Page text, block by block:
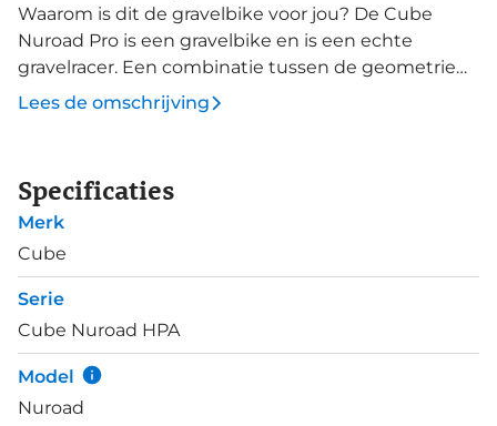
Waarom is dit de gravelbike voor jou? De Cube
Nuroad Pro is een gravelbike en is een echte
gravelracer. Een combinatie tussen de geometrie
van de Attain racefietsen en de cyclocrossers van
lichtgewicht alleskunner zich niet thuis voelt. Op
deze alleskunner-met-racestuur zijn de Schwalbe
G-One Allround banden van 40mm breed
gemonteerd, voor grip, demping en comfort op
ruwe en zachte ondergronden. Met deze breedte
zou je nog spatborden kunnen monteren. Geen
spatborden nodig? Dan is het zelfs mogelijk om
naar 45 mm brede banden te gaan. Een
achterdrager past trouwens ook, hiermee wordt de
Lees de omschrijving
Specificaties
Merk
Cube
Serie
Cube Nuroad HPA
Model
Nuroad